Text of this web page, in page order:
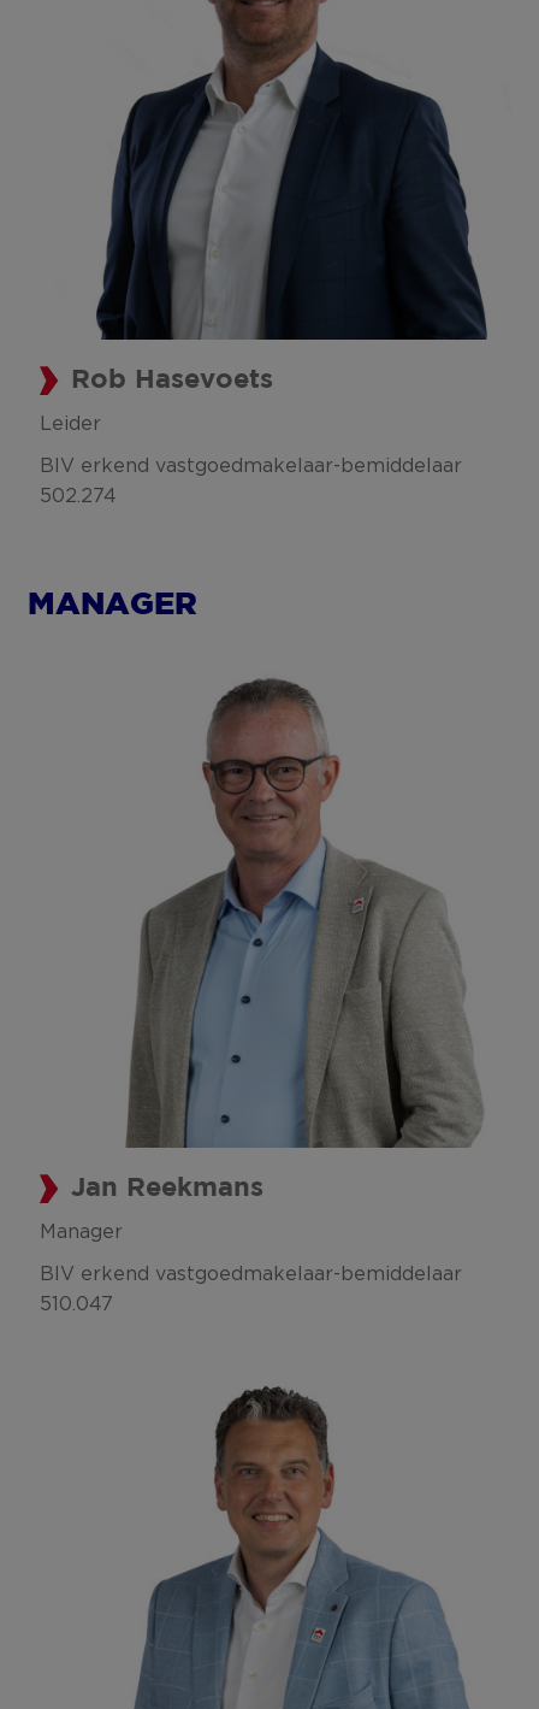
Rob Hasevoets
Leider
BIV erkend vastgoedmakelaar-bemiddelaar
502.274
MANAGER
Jan Reekmans
Manager
BIV erkend vastgoedmakelaar-bemiddelaar
510.047